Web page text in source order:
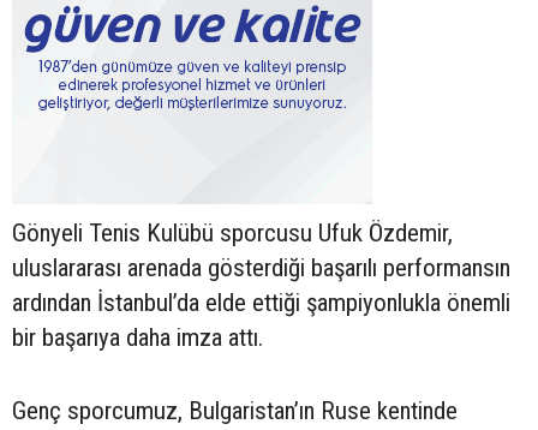
Gönyeli Tenis Kulübü sporcusu Ufuk Özdemir,
uluslararası arenada gösterdiği başarılı performansın
ardından İstanbul’da elde ettiği şampiyonlukla önemli
bir başarıya daha imza attı.
Genç sporcumuz, Bulgaristan’ın Ruse kentinde